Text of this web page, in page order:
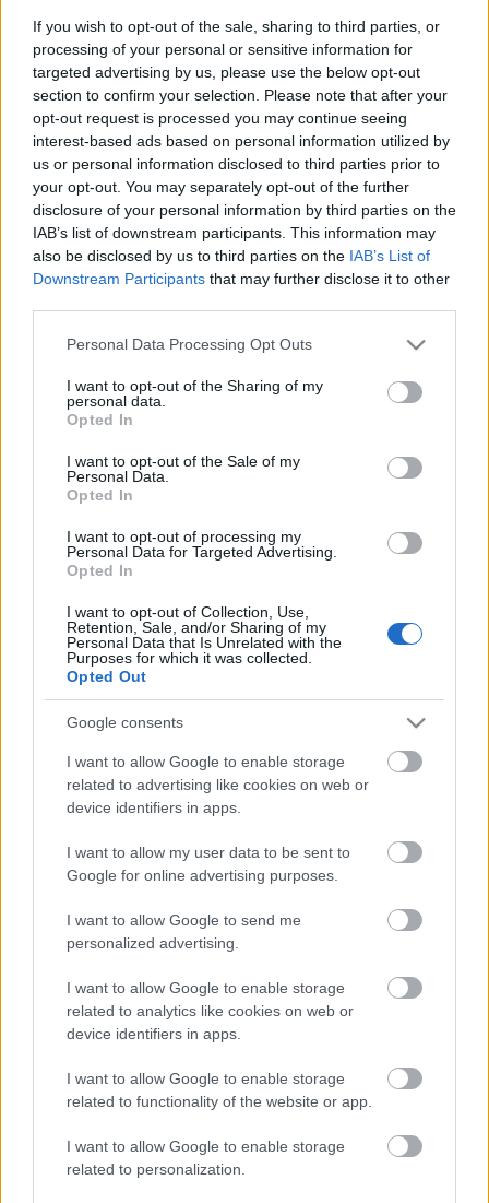
If you wish to opt-out of the sale, sharing to third parties, or
processing of your personal or sensitive information for
targeted advertising by us, please use the below opt-out
section to confirm your selection. Please note that after your
opt-out request is processed you may continue seeing
interest-based ads based on personal information utilized by
us or personal information disclosed to third parties prior to
your opt-out. You may separately opt-out of the further
disclosure of your personal information by third parties on the
IAB’s list of downstream participants. This information may
also be disclosed by us to third parties on the IAB’s List of
Downstream Participants that may further disclose it to other
Please note that this website/app uses one or more Google
not limited to your visit or usage behaviour. You may click to
grant or deny consent to Google and its third-party tags to
use your data for below specified purposes in below Google
consent section.
Personal Data Processing Opt Outs
I want to opt-out of the Sharing of my
personal data.
Opted In
I want to opt-out of the Sale of my
Personal Data.
Opted In
I want to opt-out of processing my
Personal Data for Targeted Advertising.
Opted In
I want to opt-out of Collection, Use,
Retention, Sale, and/or Sharing of my
Personal Data that Is Unrelated with the
Purposes for which it was collected.
Opted Out
Google consents
I want to allow Google to enable storage
related to advertising like cookies on web or
device identifiers in apps.
I want to allow my user data to be sent to
Google for online advertising purposes.
I want to allow Google to send me
personalized advertising.
I want to allow Google to enable storage
related to analytics like cookies on web or
device identifiers in apps.
I want to allow Google to enable storage
related to functionality of the website or app.
I want to allow Google to enable storage
related to personalization.
megörvendeztetni a Who-rajongókat, de hála az égnek,
hogy már nincsenek köztünk." Majd bővebben is
kifejtette, mennyire nehéz volt zenélni velük, és csak
az ő, mármint, Pete Townshend "zenei
fegyelmezettsége és ritmusgitáros hatékonysága"
tartotta egyben a legendás együttest. "John úgy
basszusgitározott, mintha Messiaen orgonált volna.
Minden egyes hangjegy, harmónia az egekben járt.
Miután elhunyt, és először koncerteztem nélküle, és Pino
[Palladino] nem játszott ilyesmit a basszusgitáron... hát
azt mondtam: "Nahát, végre van melóm." Ami pedig
az ütemet.
MINDEN ELADÓ: ÍME, A WHO KIMAGASLÓ
HATVANAS ÉVEKBELI LEMEZE
A nagy lélegzetű cikk többi része is tartogat érdekes
részleteket, például hogy Townshend már jó ideje
nem tartja rendes zenekarnak a Who-t. December 6-
án jelenik meg a legújabb lemezük, nemes
egyszerűséggelWho címmel, amelynek felvételei
során Daltrey és Townshend egyetlen percet sem
töltött közösen a stúdióban: külön-külön,
Londonban és Los Angelesben rögzítették a saját
részeiket, és a "személyi producereiken" keresztül
kommunikáltak egymással. A cikk bevezető részében
elmondják, hogy amúgy egészen kedvelik egymást,
és törődnek a másikkal, hogy aztán rendre
odaszúrjanak egymásnak: Townshend elmeséli,
hogy néha a színpadon Daltrey ingerülten néz rá,
"csak mert én is ott vagyok", míg Daltrey-t az
bosszantja, hogy nem tudja variálni a turnén játszott
számokat, mert Townshend "nem igazán emlékszik a
szövegekre és az akkordmenetekre".